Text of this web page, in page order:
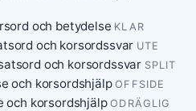
och betydelse KLAR
och korsordssvar UTE
och korsordssvar SPLIT
och korsordshjälp OFFSIDE
och korsordshjälp ODRÄGLIG